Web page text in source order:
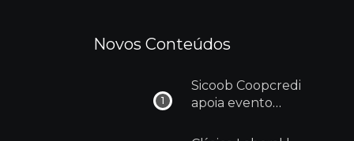
Novos Conteúdos
Sicoob Coopcredi
apoia evento
Dores do Indaiá